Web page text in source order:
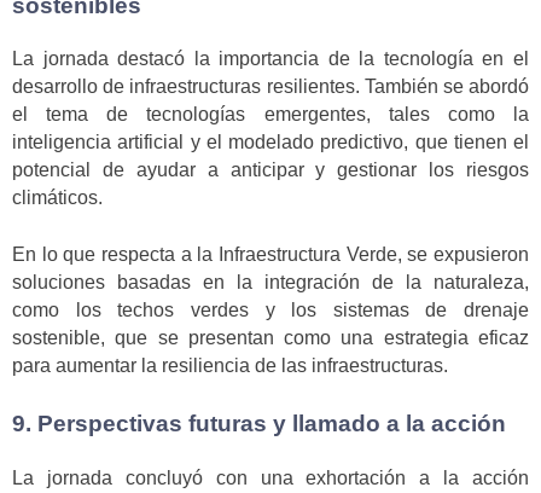
La jornada destacó la importancia de la tecnología en el
desarrollo de infraestructuras resilientes. También se abordó
el tema de tecnologías emergentes, tales como la
inteligencia artificial y el modelado predictivo, que tienen el
potencial de ayudar a anticipar y gestionar los riesgos
climáticos.
En lo que respecta a la Infraestructura Verde, se expusieron
soluciones basadas en la integración de la naturaleza,
como los techos verdes y los sistemas de drenaje
sostenible, que se presentan como una estrategia eficaz
para aumentar la resiliencia de las infraestructuras.
9. Perspectivas futuras y llamado a la acción
La jornada concluyó con una exhortación a la acción